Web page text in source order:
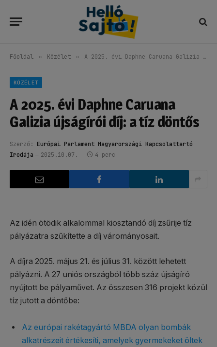
Főoldal » Közélet » A 2025. évi Daphne Caruana Galizia újságírói díj: a tíz döntős
KÖZÉLET
A 2025. évi Daphne Caruana
Galizia újságírói díj: a tíz döntős
Szerző: Európai Parlament Magyarországi Kapcsolattartó
Irodája
2025.10.07. 4 perc
Az idén ötödik alkalommal kiosztandó díj zsűrije tíz
pályázatra szűkítette a díj várományosait.
A díjra 2025. május 21. és július 31. között lehetett
pályázni. A 27 uniós országból több száz újságíró
nyújtott be pályaművet. Az összesen 316 projekt közül
tíz jutott a döntőbe:
Az európai rakétagyártó MBDA olyan bombák
alkatrészeit értékesíti, amelyek gyermekeket öltek